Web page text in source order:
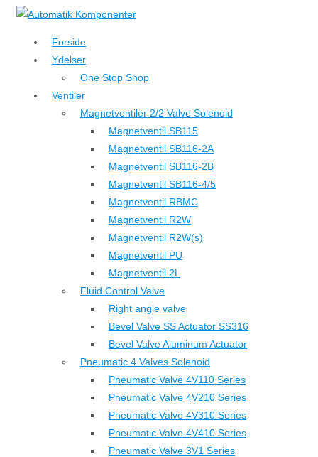
↓
hovedindhold
Forside
Ydelser
One Stop Shop
Ventiler
Magnetventiler 2/2 Valve Solenoid
Magnetventil SB115
Magnetventil SB116-2A
Magnetventil SB116-2B
Magnetventil SB116-4/5
Magnetventil RBMC
Magnetventil R2W
Magnetventil R2W(s)
Magnetventil PU
Magnetventil 2L
Fluid Control Valve
Right angle valve
Bevel Valve SS Actuator SS316
Bevel Valve Aluminum Actuator
Pneumatic 4 Valves Solenoid
Pneumatic Valve 4V110 Series
Pneumatic Valve 4V210 Series
Pneumatic Valve 4V310 Series
Pneumatic Valve 4V410 Series
Pneumatic Valve 3V1 Series